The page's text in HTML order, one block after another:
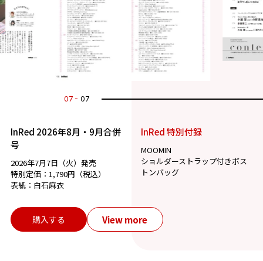
07 07
InRed 2026年8月・9月合併
号
2026年7月7日（火）発売
特別定価：1,790円（税込）
表紙：白石麻衣
InRed 特別付録
MOOMIN
ショルダーストラップ付きボス
トンバッグ
購入する View more